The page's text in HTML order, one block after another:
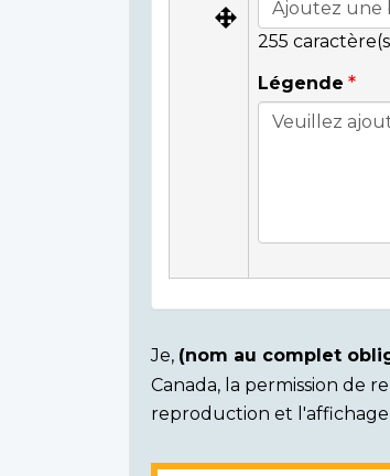
255
Légende
Consent
section
Je, (nom au complet
Canada, la permission de
reproduction et l'affichage